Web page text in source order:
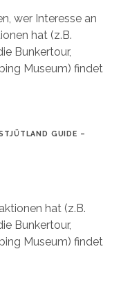
wer Interesse an
hat (z.B.
Bunkertour,
Museum) findet
GUIDE –
hat (z.B.
Bunkertour,
Museum) findet